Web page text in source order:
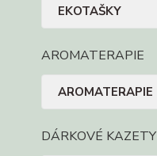
EKOTAŠKY
AROMATERAPIE
AROMATERAPIE
DÁRKOVÉ KAZETY